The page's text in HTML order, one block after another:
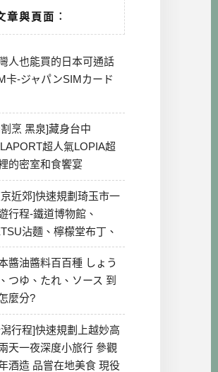
章與頁面︰
人也能買的日本可通話
卡-ジャパンSIMカード
烹 黑泉]藏身台中
超人氣LOPIA超
的密室和食饗宴
近郊]快速規劃琦玉市一
行程-鐵道博物館、
沾麵、檸檬堂布丁、
神社、美食彙整
醬油醬料百百種 しょう
つゆ、たれ、ソース 到
麼分?
行程]快速規劃上越妙高
天一夜深度小旅行 參觀
酒造 品嘗在地美食 現役